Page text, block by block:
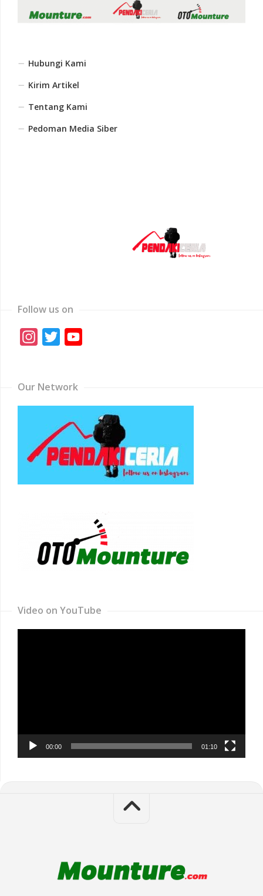
Hubungi Kami
Kirim Artikel
Tentang Kami
Pedoman Media Siber
Follow us on
Instagram
Twitter
Our Network
Video on YouTube
00:00 01:10